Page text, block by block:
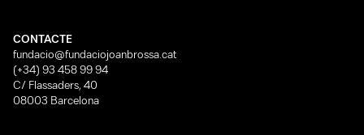
CONTACTE
fundacio@fundaciojoanbrossa.cat
(+34) 93 458 99 94
C/ Flassaders, 40
08003 Barcelona